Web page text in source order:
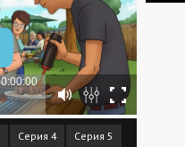
Серия 4
Серия 5